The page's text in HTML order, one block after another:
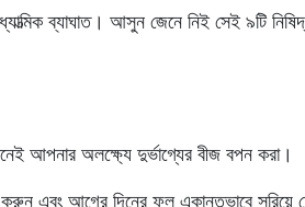
ব্যাঘাত। আসুন জেনে নিই সেই৯টি
আপনার অলক্ষ্যে দুর্ভাগ্যের বীজ বপন করা।
এবং আগের দিনের ফুল একান্তভাবে সরিয়ে
টা - বিকাল ৪:০০ টা পর্যন্ত খোলা থাকে।